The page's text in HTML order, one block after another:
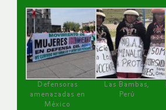
Defensoras
amenazadas en
México
Las Bambas,
Perú